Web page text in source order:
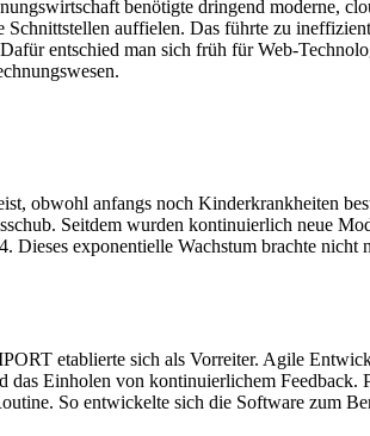
benötigte dringend moderne,
auffielen. Das führte zu
entschied man sich früh für Web-
obwohl anfangs noch Kinderkrankheiten
Seitdem wurden kontinuierlich neue
exponentielle Wachstum brachte nicht
etablierte sich als Vorreiter. Agile
Einholen von kontinuierlichem Feedback.
So entwickelte sich die Software zum